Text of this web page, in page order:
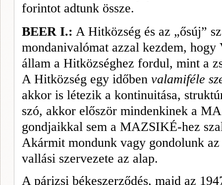
forintot adtunk össze.
BEER I.: A Hitközség és az „ősúj”
mondanivalómat azzal kezdem,
állam a Hitközséghez fordul, mint a
A Hitközség egy időben valamiféle
akkor is létezik a kontinuitása,
szó, akkor először mindenkinek a
gondjaikkal sem a MAZSIKÉ-hez
Akármit mondunk vagy gondolunk
vallási szervezete az alap.
A párizsi békeszerződés, majd az